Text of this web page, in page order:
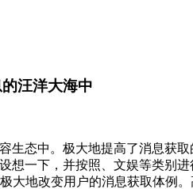
汪洋大海中
态中。极大地提高了消息获取
想一下，并按照、文娱等类别
大地改变用户的消息获取体例